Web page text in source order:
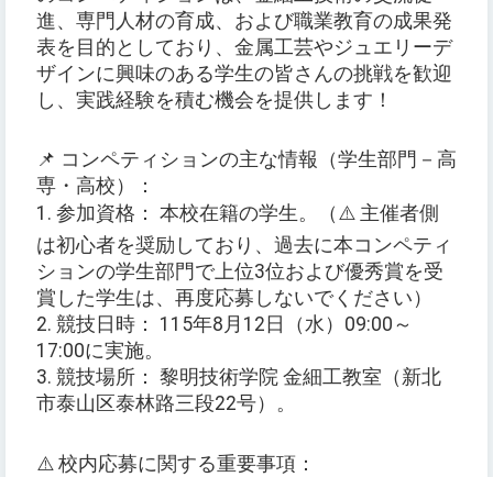
進、専門人材の育成、および職業教育の成果発
表を目的としており、金属工芸やジュエリーデ
ザインに興味のある学生の皆さんの挑戦を歓迎
し、実践経験を積む機会を提供します！
📌 コンペティションの主な情報（学生部門－高
専・高校）：
1. 参加資格： 本校在籍の学生。（⚠️ 主催者側
は初心者を奨励しており、過去に本コンペティ
ションの学生部門で上位3位および優秀賞を受
賞した学生は、再度応募しないでください）
2. 競技日時： 115年8月12日（水）09:00～
17:00に実施。
3. 競技場所： 黎明技術学院 金細工教室（新北
市泰山区泰林路三段22号）。
⚠️ 校内応募に関する重要事項：